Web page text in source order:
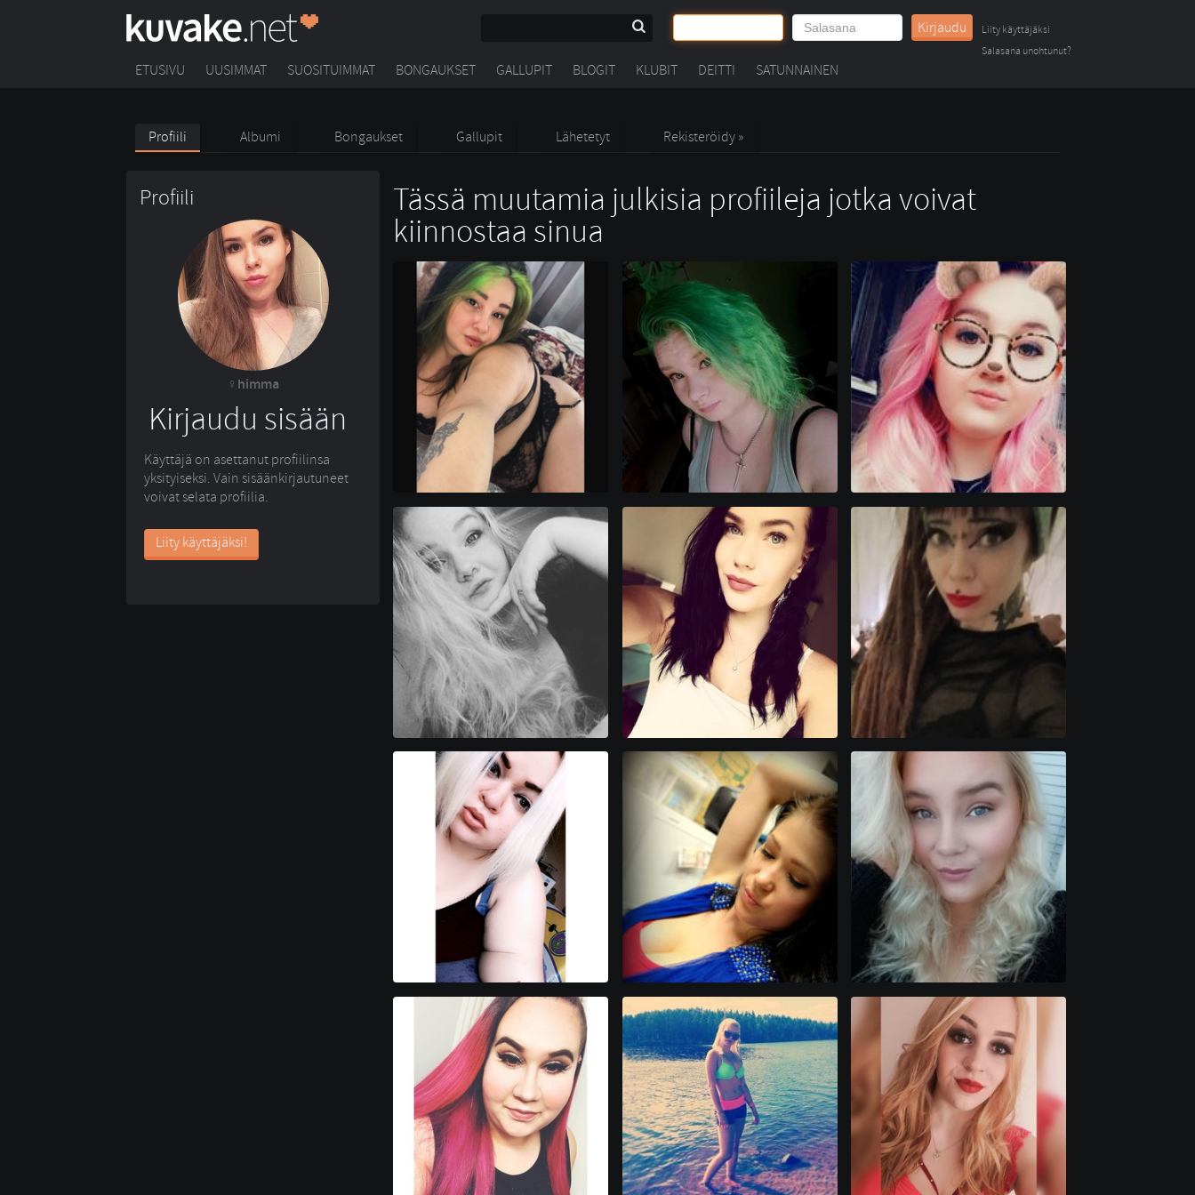
Kirjaudu
Liity käyttäjäksi
Salasana unohtunut?
ETUSIVU UUSIMMAT SUOSITUIMMAT BONGAUKSET GALLUPIT BLOGIT KLUBIT DEITTI SATUNNAINEN
Profiili Albumi Bongaukset Gallupit Lähetetyt Rekisteröidy »
Profiili
himma
Kirjaudu sisään
Käyttäjä on asettanut profiilinsa
yksityiseksi. Vain sisäänkirjautuneet
voivat selata profiilia.
Liity käyttäjäksi!
Tässä muutamia julkisia profiileja jotka voivat
kiinnostaa sinua